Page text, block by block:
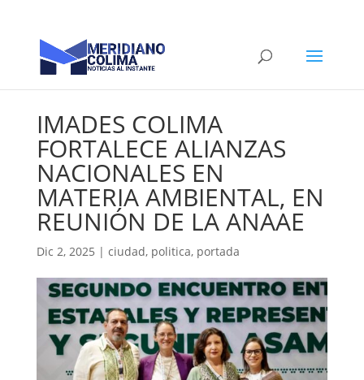
IMADES COLIMA
FORTALECE ALIANZAS
NACIONALES EN
MATERIA AMBIENTAL, EN
REUNIÓN DE LA ANAAE
Dic 2, 2025 | ciudad, politica, portada